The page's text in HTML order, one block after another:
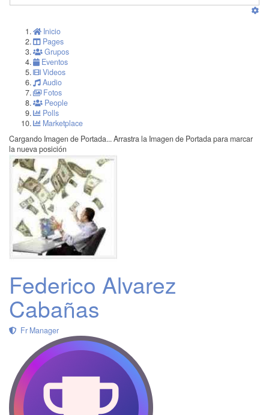
Inicio
Pages
Grupos
Eventos
Videos
Audio
Fotos
People
Polls
Marketplace
Cargando Imagen de Portada... Arrastra la Imagen de Portada para marcar
la nueva posición
Federico Alvarez
Cabañas
Fr Manager